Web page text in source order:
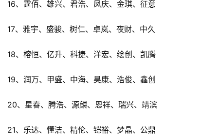
16、霆佰、雄兴、君浩、凤庆、金琪、征意
17、雅宇、盛骏、树仁、卓岚、夜财、中久
18、榕恒、亿升、科捷、洋宏、绘创、凯腾
19、润万、甲盛、中海、昊康、浩俊、鑫创
20、星春、腾浩、源麟、恩祥、瑞兴、靖滨
21、乐达、懂洁、精伦、铠裕、梦晶、公鼎